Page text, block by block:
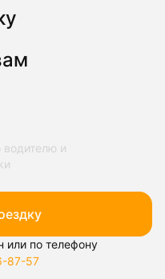
и
или по телефону
87-57